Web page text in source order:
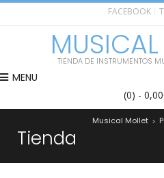
FACEBOOK
TIENDA DE INSTRUMENTOS
MENU
(0) -
Tienda
Musical Mollet >